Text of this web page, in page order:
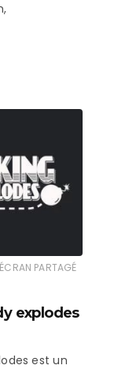
PARTAGÉ
explodes
est un